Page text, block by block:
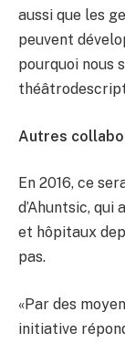
aussi que les
peuvent
pourquoi nous
Autres
En 2016, ce
d’Ahuntsic,
et hôpitaux
pas.
«Par des
initiative